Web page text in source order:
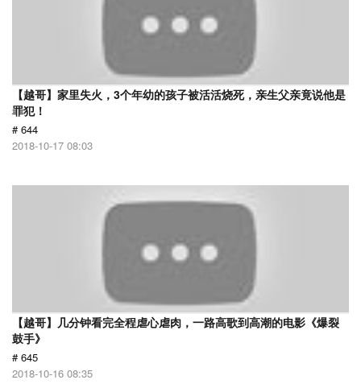
【越哥】家里失火，3个年幼的孩子被活活烧死，亲生父亲竟说他是
罪犯！
# 644
2018-10-17 08:03
【越哥】几分钟看完全程虐心虐肉，一路高歌到高潮的电影《爆裂
鼓手》
# 645
2018-10-16 08:35